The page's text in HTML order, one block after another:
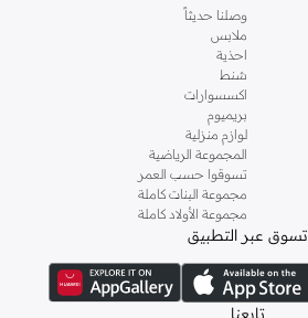
وصلنا حديثاً
ملابس
احذية
شنط
اكسسوارات
بريميوم
لوازم منزلية
المجموعة الرياضية
تسوقوا حسب العمر
مجموعة البنات كاملة
مجموعة الأولاد كاملة
تسوق عبر التطبيق
تابعنا